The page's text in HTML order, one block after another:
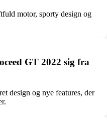
motor, sporty design og
GT 2022 sig fra
design og nye features, der